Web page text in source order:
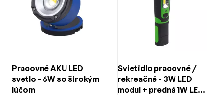
Pracovné AKU LED
svetlo - 6W so širokým
lúčom
Svietidlo pracovné /
rekreačné - 3W LED
modul + predná 1W LED